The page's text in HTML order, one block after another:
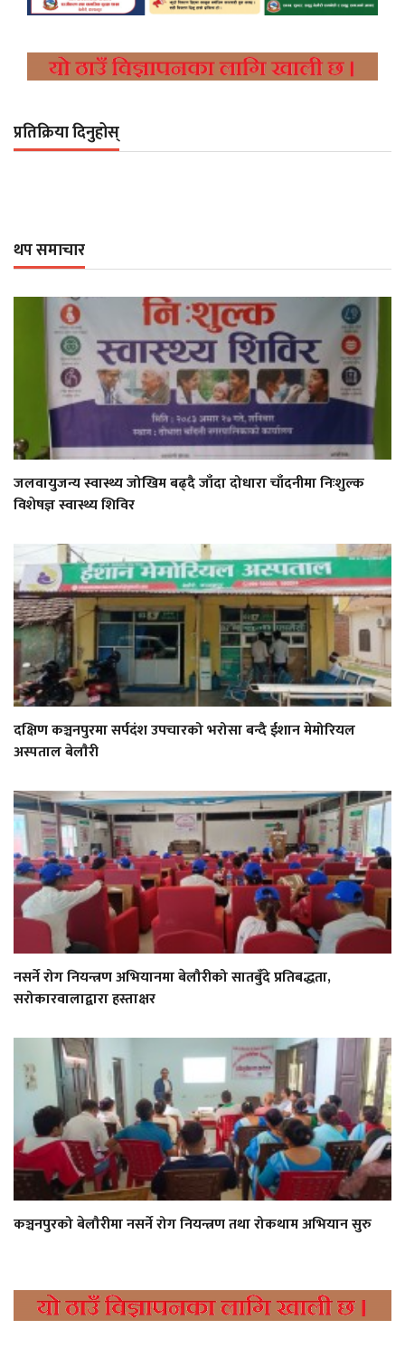
प्रतिक्रिया दिनुहोस्
थप समाचार
जलवायुजन्य स्वास्थ्य जोखिम बढ्दै जाँदा दोधारा चाँदनीमा निःशुल्क
विशेषज्ञ स्वास्थ्य शिविर
दक्षिण कञ्चनपुरमा सर्पदंश उपचारको भरोसा बन्दै ईशान मेमोरियल
अस्पताल बेलाैरी
नसर्ने रोग नियन्त्रण अभियानमा बेलौरीको सातबुँदे प्रतिबद्धता,
सरोकारवालाद्वारा हस्ताक्षर
कञ्चनपुरको बेलौरीमा नसर्ने रोग नियन्त्रण तथा रोकथाम अभियान सुरु